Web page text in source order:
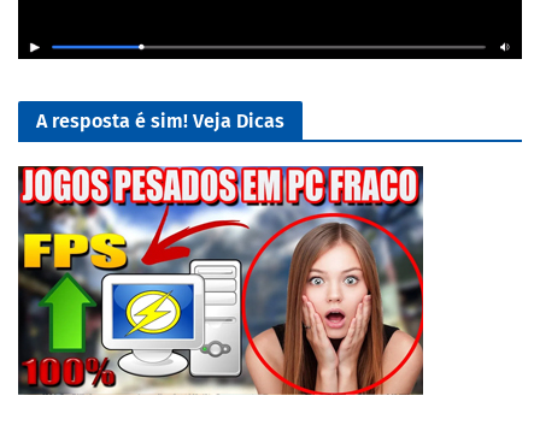
A resposta é sim! Veja Dicas